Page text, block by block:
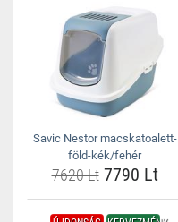
Savic Nestor macskatoalett-
föld-kék/fehér
7620 Lt7790 Lt